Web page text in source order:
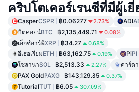
คริปโตเคอร์เรนซีที่มีผู้เ
CasperCSPR ฿0.06277 2.73% ADI
บิตคอยน์BTC ฿2,135,449.71 0.08%
เอ็กซ์อาร์พีXRP ฿34.27 0.68%
อีเธอเรียมETH ฿63,162.75 0.19% PiPI
โซลานาSOL ฿2,513.33 2.27% คาร์ด
PAX GoldPAXG ฿143,129.85 0.37%
TutorialTUT ฿6.05 307.09%